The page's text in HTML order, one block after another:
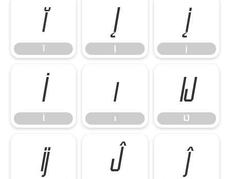
ĭ
ĭ
Į į
į
İ ı
ı
Ĳ
Ĳ
ĳ Ĵ ĵ